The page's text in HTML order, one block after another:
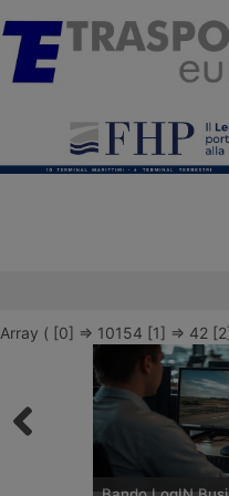
Array ( [0] => 10154 [1] => 42